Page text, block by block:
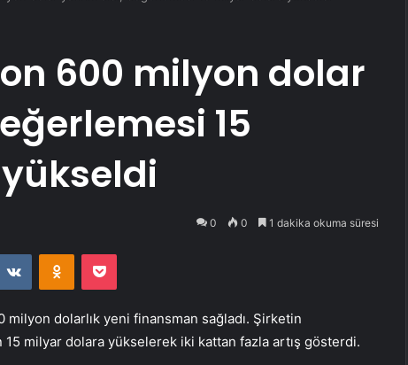
600 milyon dolar
15
0 0 1 dakika okuma süresi
VKontakteOdnoklassniki
Pocket
dolarlık yeni finansman sağladı. Şirketin
milyar dolara yükselerek iki kattan fazla artış gösterdi.